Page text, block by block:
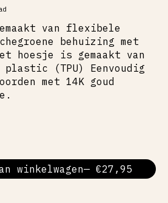
van flexibele
behuizing met
hoesje is gemaakt van
plastic (TPU) Eenvoudig
met 14K goud
winkelwagen
— €27,95